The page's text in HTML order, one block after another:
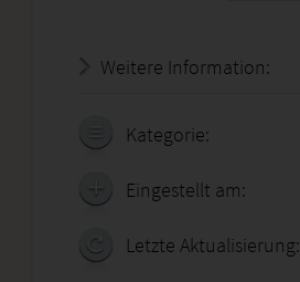
Weitere Information:
Kategorie:
Eingestellt am:
Letzte Aktualisierung: